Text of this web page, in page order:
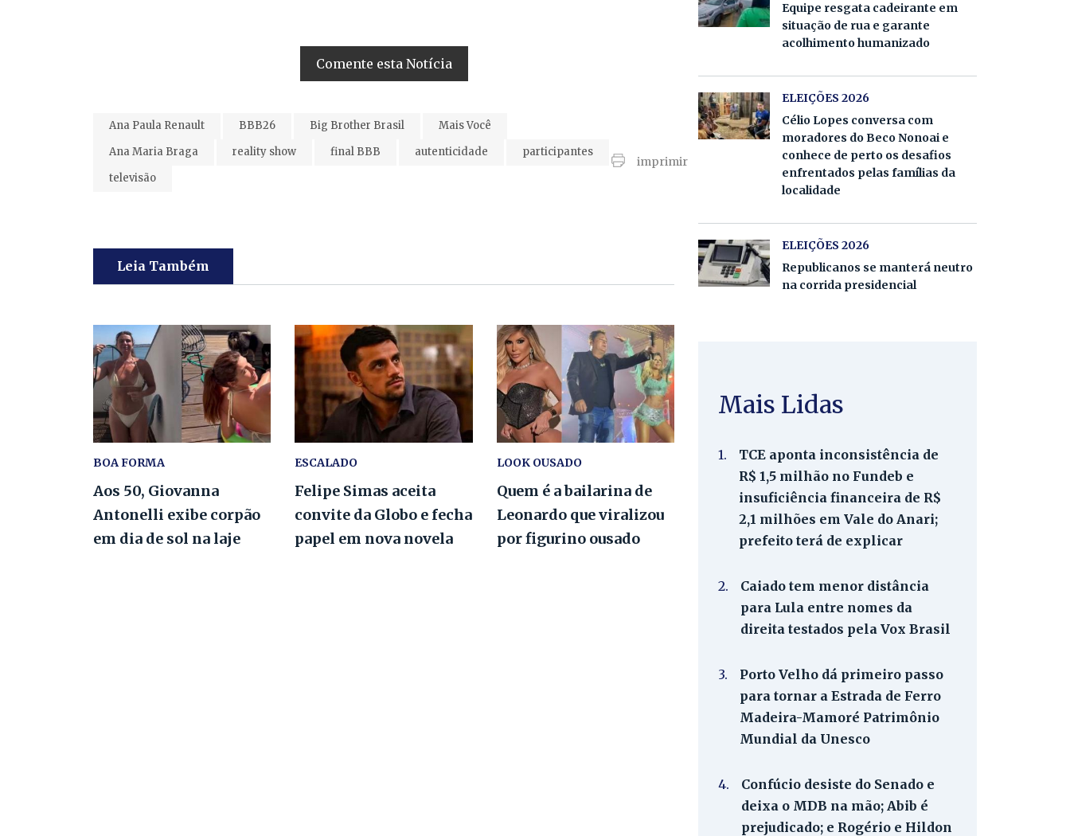
Comente esta Notícia
Ana Paula Renault BBB26 Big Brother Brasil
Mais Você
Ana Maria Braga
reality show final BBB autenticidade
participantes
televisão
imprimir
Leia Também
BOA FORMA
Aos 50, Giovanna
Antonelli exibe corpão
em dia de sol na laje
ESCALADO
Felipe Simas aceita
convite da Globo e fecha
papel em nova novela
LOOK OUSADO
Quem é a bailarina de
Leonardo que viralizou
por figurino ousado
Equipe resgata cadeirante em
situação de rua e garante
acolhimento humanizado
ELEIÇÕES 2026
Célio Lopes conversa com
moradores do Beco Nonoai e
conhece de perto os desafios
enfrentados pelas famílias da
localidade
ELEIÇÕES 2026
Republicanos se manterá neutro
na corrida presidencial
Mais Lidas
1.
TCE aponta inconsistência de
R$ 1,5 milhão no Fundeb e
insuficiência financeira de R$
2,1 milhões em Vale do Anari;
prefeito terá de explicar
2.
Caiado tem menor distância
para Lula entre nomes da
direita testados pela Vox Brasil
3.
Porto Velho dá primeiro passo
para tornar a Estrada de Ferro
Madeira-Mamoré Patrimônio
Mundial da Unesco
4.
Confúcio desiste do Senado e
deixa o MDB na mão; Abib é
prejudicado; e Rogério e Hildon